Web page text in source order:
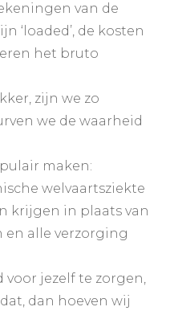
van de
‘loaded’, de kosten
het bruto
zijn we zo
we de waarheid
maken:
welvaartsziekte
krijgen in plaats van
en alle verzorging
jezelf te zorgen,
dan hoeven wij